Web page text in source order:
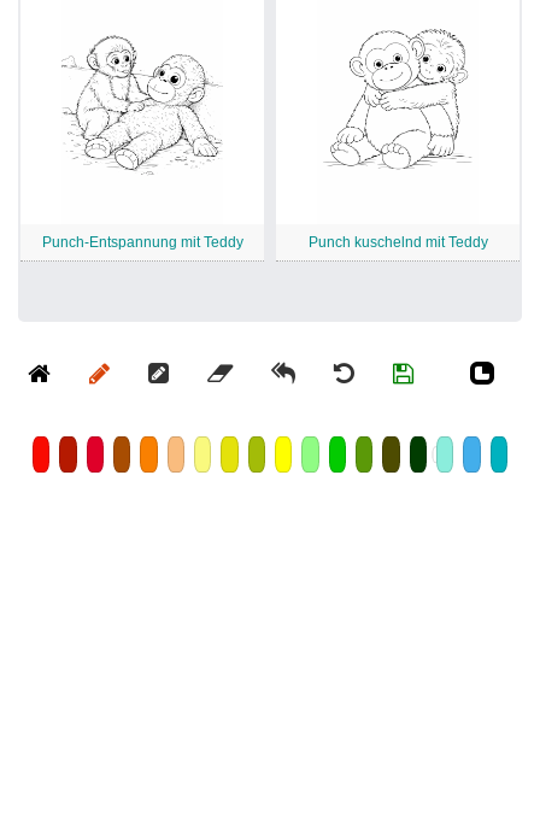
Punch-Entspannung mit Teddy Punch kuschelnd mit Teddy